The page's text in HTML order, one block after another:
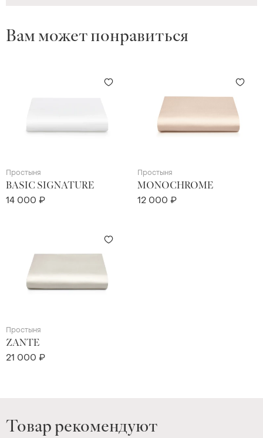
Вам может понравиться
Простыня
BASIC SIGNATURE
14 000 ₽
Простыня
MONOCHROME
12 000 ₽
Простыня
ZANTE
21 000 ₽
Товар рекомендуют